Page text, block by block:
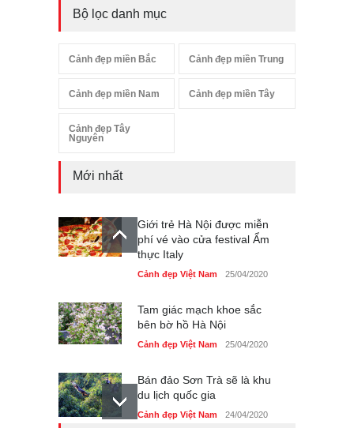
Bộ lọc danh mục
Cảnh đẹp miền Bắc Cảnh đẹp miền Trung
Cảnh đẹp miền Nam Cảnh đẹp miền Tây
Cảnh đẹp Tây
Nguyên
Mới nhất
Giới trẻ Hà Nội được miễn
phí vé vào cửa festival Ẩm
thực Italy
Cảnh đẹp Việt Nam 25/04/2020
Tam giác mạch khoe sắc
bên bờ hồ Hà Nội
Cảnh đẹp Việt Nam 25/04/2020
Bán đảo Sơn Trà sẽ là khu
du lịch quốc gia
Cảnh đẹp Việt Nam 24/04/2020